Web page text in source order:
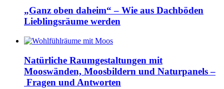
„Ganz oben daheim“ – Wie aus Dachböden
Lieblingsräume werden
Natürliche Raumgestaltungen mit
Mooswänden, Moosbildern und Naturpanels –
Fragen und Antworten